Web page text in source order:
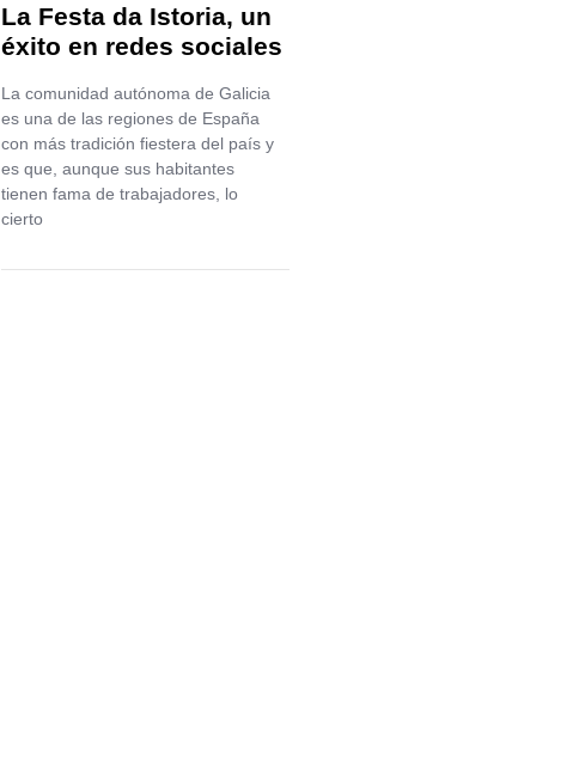
La Festa da Istoria, un
éxito en redes sociales
La comunidad autónoma de Galicia
es una de las regiones de España
con más tradición fiestera del país y
es que, aunque sus habitantes
tienen fama de trabajadores, lo
cierto